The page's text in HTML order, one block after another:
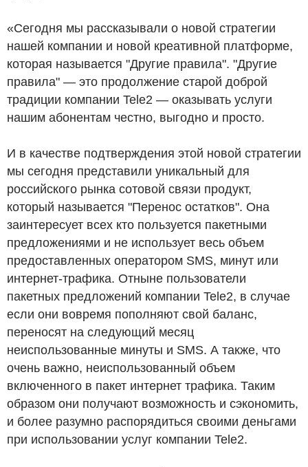
«Сегодня мы рассказывали о новой стратегии
нашей компании и новой креативной платформе,
которая называется "Другие правила". "Другие
правила" — это продолжение старой доброй
традиции компании Tele2 — оказывать услуги
нашим абонентам честно, выгодно и просто.
И в качестве подтверждения этой новой стратегии
мы сегодня представили уникальный для
российского рынка сотовой связи продукт,
который называется "Перенос остатков". Она
заинтересует всех кто пользуется пакетными
предложениями и не использует весь объем
предоставленных оператором SMS, минут или
интернет-трафика. Отныне пользователи
пакетных предложений компании Tele2, в случае
если они вовремя пополняют свой баланс,
переносят на следующий месяц
неиспользованные минуты и SMS. А также, что
очень важно, неиспользованный объем
включенного в пакет интернет трафика. Таким
образом они получают возможность и сэкономить,
и более разумно распорядиться своими деньгами
при использовании услуг компании Tele2.